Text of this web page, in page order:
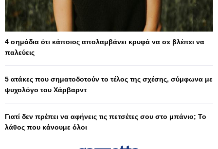
4 σημάδια ότι κάποιος απολαμβάνει κρυφά να σε βλέπει να
παλεύεις
5 ατάκες που σηματοδοτούν το τέλος της σχέσης, σύμφωνα με
ψυχολόγο του Χάρβαρντ
Γιατί δεν πρέπει να αφήνεις τις πετσέτες σου στο μπάνιο; Το
λάθος που κάνουμε όλοι